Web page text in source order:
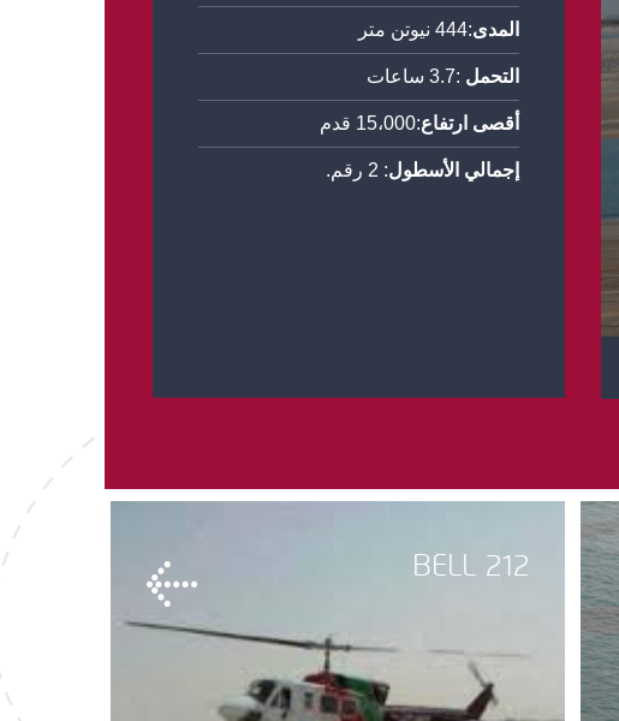
المدى:444 نيوتن متر
التحمل :3.7 ساعات
أقصى ارتفاع:15،000 قدم
إجمالي الأسطول: 2 رقم.
BELL 212